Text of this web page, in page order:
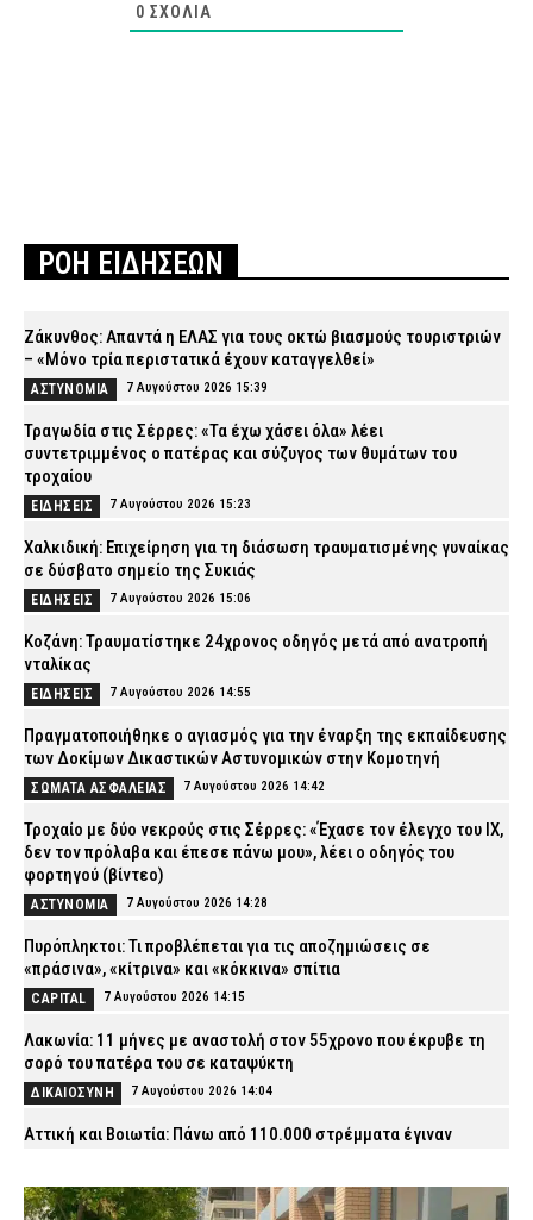
0 ΣΧΌΛΙΑ
ΡΟΗ ΕΙΔΗΣΕΩΝ
Ζάκυνθος: Απαντά η ΕΛΑΣ για τους οκτώ βιασμούς τουριστριών
– «Μόνο τρία περιστατικά έχουν καταγγελθεί»
ΑΣΤΥΝΟΜΙΑ 7 Αυγούστου 2026 15:39
Τραγωδία στις Σέρρες: «Τα έχω χάσει όλα» λέει
συντετριμμένος ο πατέρας και σύζυγος των θυμάτων του
τροχαίου
ΕΙΔΗΣΕΙΣ 7 Αυγούστου 2026 15:23
Χαλκιδική: Επιχείρηση για τη διάσωση τραυματισμένης γυναίκας
σε δύσβατο σημείο της Συκιάς
ΕΙΔΗΣΕΙΣ 7 Αυγούστου 2026 15:06
Κοζάνη: Τραυματίστηκε 24χρονος οδηγός μετά από ανατροπή
νταλίκας
ΕΙΔΗΣΕΙΣ 7 Αυγούστου 2026 14:55
Πραγματοποιήθηκε ο αγιασμός για την έναρξη της εκπαίδευσης
των Δοκίμων Δικαστικών Αστυνομικών στην Κομοτηνή
ΣΩΜΑΤΑ ΑΣΦΑΛΕΙΑΣ 7 Αυγούστου 2026 14:42
Τροχαίο με δύο νεκρούς στις Σέρρες: «Έχασε τον έλεγχο του ΙΧ,
δεν τον πρόλαβα και έπεσε πάνω μου», λέει ο οδηγός του
φορτηγού (βίντεο)
ΑΣΤΥΝΟΜΙΑ 7 Αυγούστου 2026 14:28
Πυρόπληκτοι: Τι προβλέπεται για τις αποζημιώσεις σε
«πράσινα», «κίτρινα» και «κόκκινα» σπίτια
CAPITAL 7 Αυγούστου 2026 14:15
Λακωνία: 11 μήνες με αναστολή στον 55χρονο που έκρυβε τη
σορό του πατέρα του σε καταψύκτη
ΔΙΚΑΙΟΣΥΝΗ 7 Αυγούστου 2026 14:04
Αττική και Βοιωτία: Πάνω από 110.000 στρέμματα έγιναν
ΕΙΔΗΣΕΙΣ 7 Αυγούστου 2026 14:00